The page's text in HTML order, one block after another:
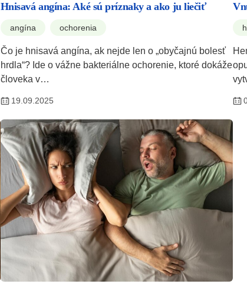
Hnisavá angína: Aké sú príznaky a ako ju liečiť
angína ochorenia
Čo je hnisavá angína, ak nejde len o „obyčajnú bolesť
hrdla“? Ide o vážne bakteriálne ochorenie, ktoré dokáže
človeka v…
19.09.2025